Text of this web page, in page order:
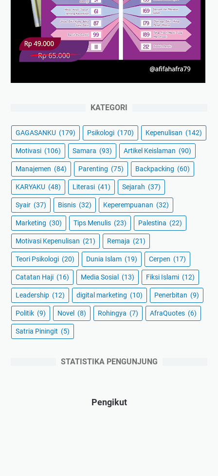
KATEGORI
GAGASANKU (179) Psikologi (170) Kepenulisan (142)
Motivasi (106) Samara (93) Artikel Keislaman (90)
Manajemen (84) Parenting (75) Backpacking (60)
KARYAKU (48) Literasi (41) Sejarah (37)
Syair (37) Bisnis (32) Keperempuanan (32)
Marketing (30) Tips Menulis (23) Palestina (22)
Motivasi Kepenulisan (21) Remaja (21)
Teori Psikologi (20) Dunia Islam (19) Cerpen (17)
Catatan Haji (16) Media Sosial (13) Fiksi Islami (12)
Leadership (12) digital marketing (10) Penerbitan (9)
Politik (9) Novel (8) Rohingya (7) AfraQuotes (6)
Satria Piningit (5)
STATISTIKA PENGUNJUNG
Pengikut